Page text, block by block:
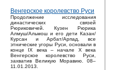
Венгерское королевство Руси
Продолжение исследования
династических связей
Рюриковичей. Кузен Рюрика
Алмуш/Альмош и его дети Казан/
Курсан и Арбат/Арпад, все
этнические угоры Руси, основали в
конце IX века – начале X века
Венгерское королевство Руси,
захватив Великую Моравию. 08–
11.01.2013.